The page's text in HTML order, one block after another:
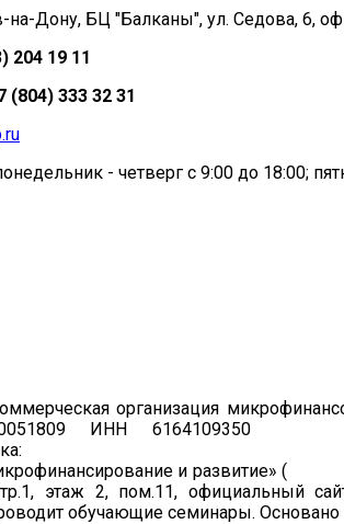
на-Дону, БЦ "Балканы", ул. Седова, 6,
204 19 11
(804) 333 32 31
- четверг с 9:00 до 18:00;
организация
ИНН 6164109350
и развитие» (рег.
этаж 2, пом.11, официальный
обучающие семинары. Основано